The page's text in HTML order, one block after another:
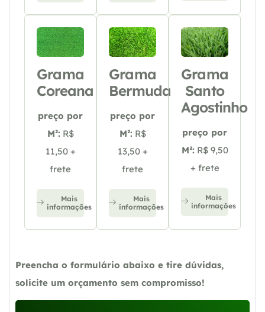
Grama
Coreana
preço por
M²: R$
11,50 +
frete
Mais
informações
Grama
Bermuda
preço por
M²: R$
13,50 +
frete
Mais
informações
Grama
Santo
Agostinho
preço por
M²: R$ 9,50
+ frete
Mais
informações
Preencha o formulário abaixo e tire dúvidas,
solicite um orçamento sem compromisso!